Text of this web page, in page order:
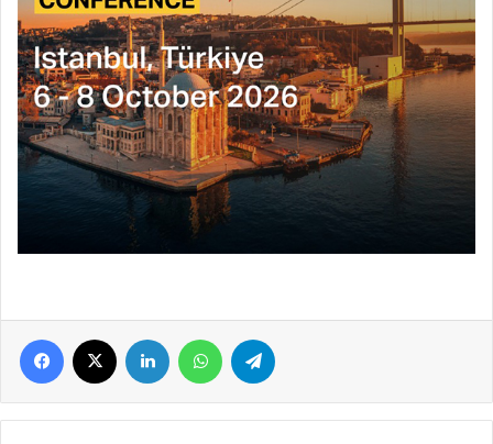
Facebook LinkedIn WhatsApp